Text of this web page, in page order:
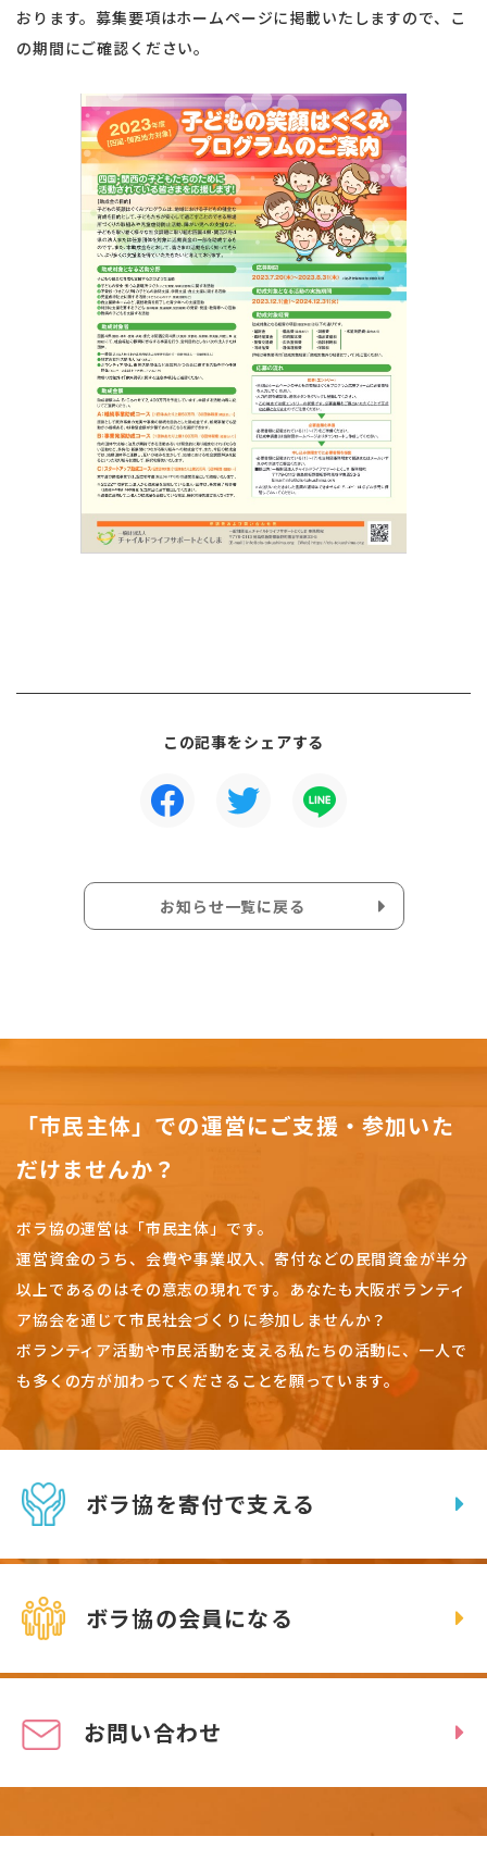
おります。募集要項はホームページに掲載いたしますので、こ
の期間にご確認ください。
この記事をシェアする
お知らせ一覧に戻る
「市民主体」での運営にご支援・参加いた
だけませんか？
ボラ協の運営は「市民主体」です。
運営資金のうち、会費や事業収入、寄付などの民間資金が半分
以上であるのはその意志の現れです。 あなたも大阪ボランティ
ア協会を通じて市民社会づくりに参加しませんか？
ボランティア活動や市民活動を支える私たちの活動に、一人で
も多くの方が加わってくださることを願っています。
ボラ協を寄付で支える
ボラ協の会員になる
お問い合わせ